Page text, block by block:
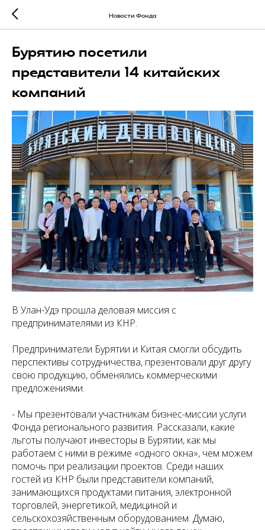
Новости Фонда
Бурятию посетили
представители 14 китайских
компаний
В Улан-Удэ прошла деловая миссия с
предпринимателями из КНР.
Предприниматели Бурятии и Китая смогли обсудить
перспективы сотрудничества, презентовали друг другу
свою продукцию, обменялись коммерческими
предложениями.
- Мы презентовали участникам бизнес-миссии услуги
Фонда регионального развития. Рассказали, какие
льготы получают инвесторы в Бурятии, как мы
работаем с ними в режиме «одного окна», чем можем
помочь при реализации проектов. Среди наших
гостей из КНР были представители компаний,
занимающихся продуктами питания, электронной
торговлей, энергетикой, медициной и
сельскохозяйственным оборудованием. Думаю,